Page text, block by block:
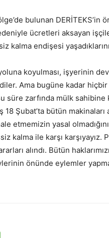
bulunan DERİTEKS’in
ücretleri aksayan
kalma endişesi
koyulması, işyerinin
Ama bugüne kadar hiçbir
süre zarfında mülk sahibine
Şubat’ta bütün
etmemizin yasal
kalma ile karşı
alındı. Bütün
önünde eylemler